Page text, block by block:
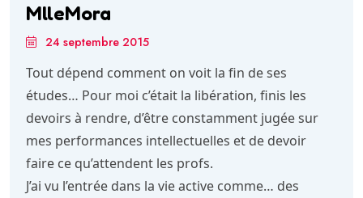
MlleMora
24 septembre 2015
Tout dépend comment on voit la fin de ses
études… Pour moi c’était la libération, finis les
devoirs à rendre, d’être constamment jugée sur
mes performances intellectuelles et de devoir
faire ce qu’attendent les profs.
J’ai vu l’entrée dans la vie active comme… des